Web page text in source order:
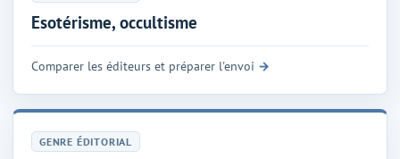
Esotérisme, occultisme
Comparer les éditeurs et préparer l'envoi
GENRE ÉDITORIAL